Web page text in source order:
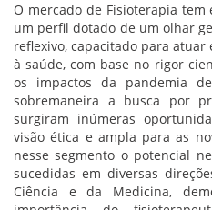
O mercado de Fisioterapia
um perfil dotado de um olhar
reflexivo, capacitado para atuar
à saúde, com base no rigor
os impactos da pandemia
sobremaneira a busca por
surgiram inúmeras
visão ética e ampla para as
nesse segmento o potencial
sucedidas em diversas
Ciência e da Medicina,